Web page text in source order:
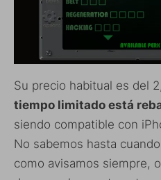
Su precio habitual es del
tiempo limitado está
siendo compatible con
No sabemos hasta
como avisamos siempre,